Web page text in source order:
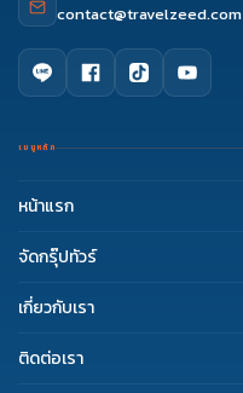
contact@travelzeed.com
เมนูหลัก
หน้าแรก
จัดกรุ๊ปทัวร์
เกี่ยวกับเรา
ติดต่อเรา